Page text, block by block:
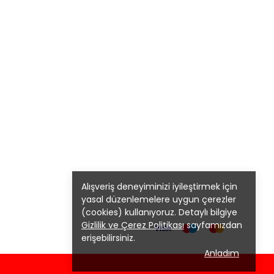
Alışveriş deneyiminizi iyileştirmek için
yasal düzenlemelere uygun çerezler
(cookies) kullanıyoruz. Detaylı bilgiye
Gizlilik ve Çerez Politikasısayfamızdan
erişebilirsiniz.
Anladım